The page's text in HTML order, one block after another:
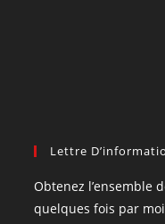
Lettre
Obtenez l’ensemble
quelques fois par